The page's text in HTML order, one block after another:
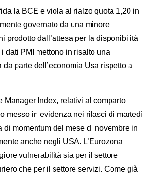
la BCE e viola al rialzo quota 1,20 in
governato da una minore
prodotto dall’attesa per la disponibilità
dati PMI mettono in risalto una
parte dell’economia Usa rispetto a
Manager Index, relativi al comparto
messo in evidenza nei rilasci di martedì
di momentum del mese di novembre in
anche negli USA. L’Eurozona
vulnerabilità sia per il settore
che per il settore servizi. Come già